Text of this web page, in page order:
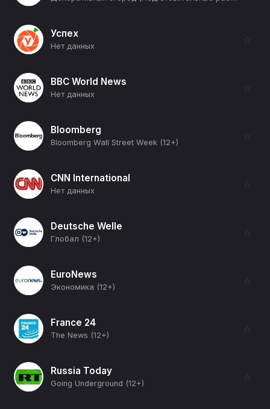
Успех
Нет данных
☆
BBC World News
Нет данных
☆
Bloomberg
Bloomberg Wall Street Week (12+)
☆
CNN International
Нет данных
☆
Deutsche Welle
Глобал (12+)
☆
EuroNews
Экономика (12+)
☆
France 24
The News (12+)
☆
Russia Today
Going Underground (12+)
☆